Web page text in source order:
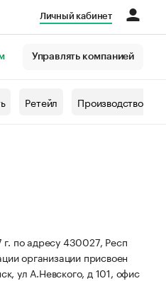
Личный кабинет
Управлять компанией
Ретейл Производство
по адресу 430027, Респ
организации присвоен
ул А.Невского, д 101, офис